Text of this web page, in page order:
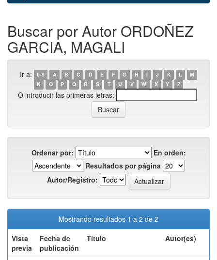
Buscar por Autor ORDOÑEZ
GARCIA, MAGALI
Ir a: 0-9 A B C D E F G H I J K L
M
N
O P Q R S T U V W X Y Z
O introducir las primeras letras:
Ordenar por:
En orden:
Resultados por página
Autor/Registro:
Mostrando resultados 1 a 2 de 2
Vista
previa
Fecha de
publicación
Título Autor(es)